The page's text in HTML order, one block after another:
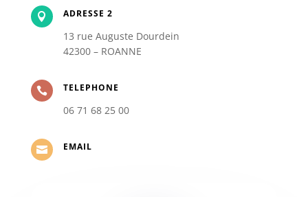
 ADRESSE 2
13 rue Auguste Dourdein
42300 – ROANNE
 TELEPHONE
06 71 68 25 00
 EMAIL